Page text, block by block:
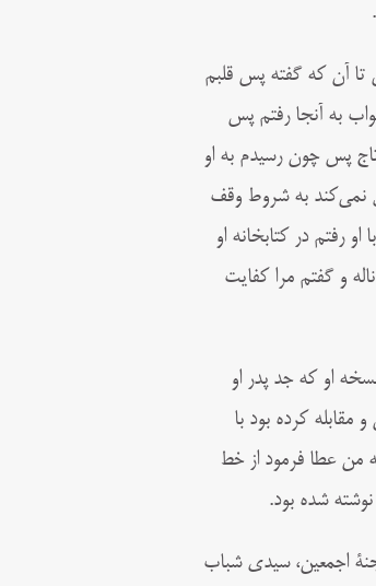
تا آن که گفته پس قلبم
به آنجا رفتم پس
پس چون رسیدم به او
نمى‌کند به شروط وقف
رفتم در کتابخانه او
و گفتم مرا کفایت
او که جد پدر او
کرده بود با
عطا فرمود از خط
شده بود.
اجمعین، سیدی شباب